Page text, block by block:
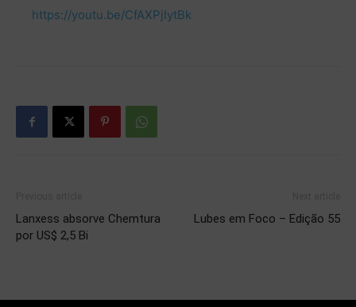
https://youtu.be/CfAXPjIytBk
Lanxess absorve Chemtura
por US$ 2,5 Bi
Lubes em Foco – Edição 55